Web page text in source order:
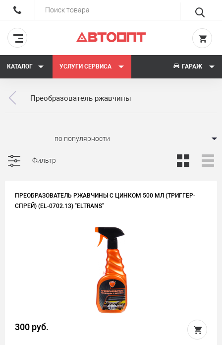
КАТАЛОГ УСЛУГИ СЕРВИСА ГАРАЖ
Преобразователь ржавчины
Фильтр
ПРЕОБРАЗОВАТЕЛЬ РЖАВЧИНЫ С ЦИНКОМ 500 МЛ (ТРИГГЕР-
СПРЕЙ) (EL-0702.13) "ELTRANS"
300 руб.